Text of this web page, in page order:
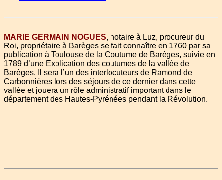
MARIE GERMAIN NOGUES, notaire à Luz, procureur du
Roi, propriétaire à Barèges se fait connaître en 1760 par sa
publication à Toulouse de la Coutume de Barèges, suivie en
1789 d’une Explication des coutumes de la vallée de
Barèges. Il sera l’un des interlocuteurs de Ramond de
Carbonnières lors des séjours de ce dernier dans cette
vallée et jouera un rôle administratif important dans le
département des Hautes-Pyrénées pendant la Révolution.